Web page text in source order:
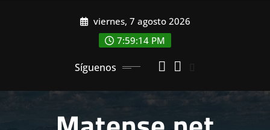
viernes, 7 agosto 2026
7:59:16 PM
Síguenos